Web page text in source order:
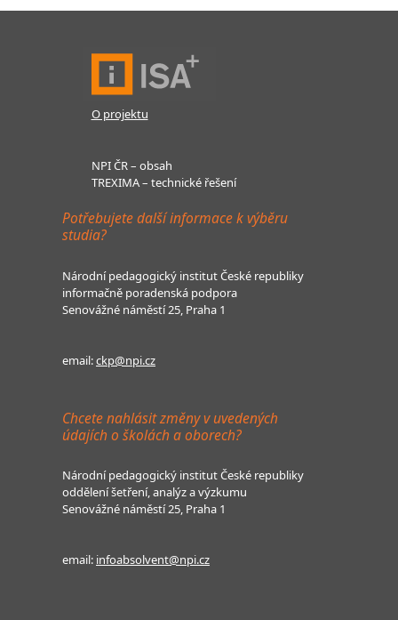
O projektu
NPI ČR – obsah
TREXIMA – technické řešení
Potřebujete další informace k výběru
studia?
Národní pedagogický institut České republiky
informačně poradenská podpora
Senovážné náměstí 25, Praha 1
email:ckp@npi.cz
Chcete nahlásit změny v uvedených
údajích o školách a oborech?
Národní pedagogický institut České republiky
oddělení šetření, analýz a výzkumu
Senovážné náměstí 25, Praha 1
email: infoabsolvent@npi.cz